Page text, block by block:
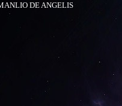
DE ANGELIS